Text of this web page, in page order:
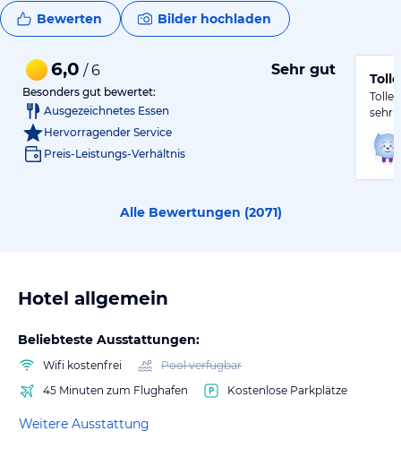
Bewerten Bilder hochladen
6,0 / 6 Sehr gut
Besonders gut bewertet:
Ausgezeichnetes Essen
Hervorragender Service
Preis-Leistungs-Verhältnis
sehr
Alle Bewertungen (2071)
Hotel allgemein
Beliebteste Ausstattungen:
Wifi kostenfrei
Pool verfügbar
45 Minuten zum Flughafen
Kostenlose Parkplätze
Weitere Ausstattung